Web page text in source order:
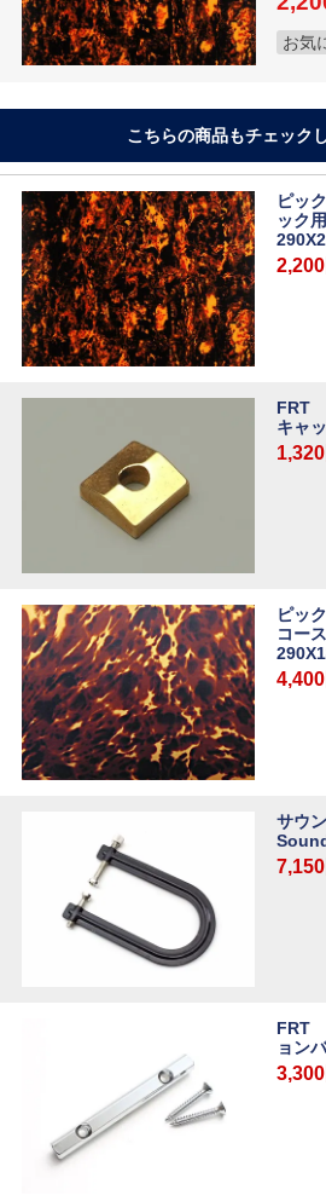
お気
こちらの商品もチェック
ピッ
ック
2,200
FRT
キャ
1,320
ピッ
コー
4,400
サウ
7,150
FRT
ョン
3,300